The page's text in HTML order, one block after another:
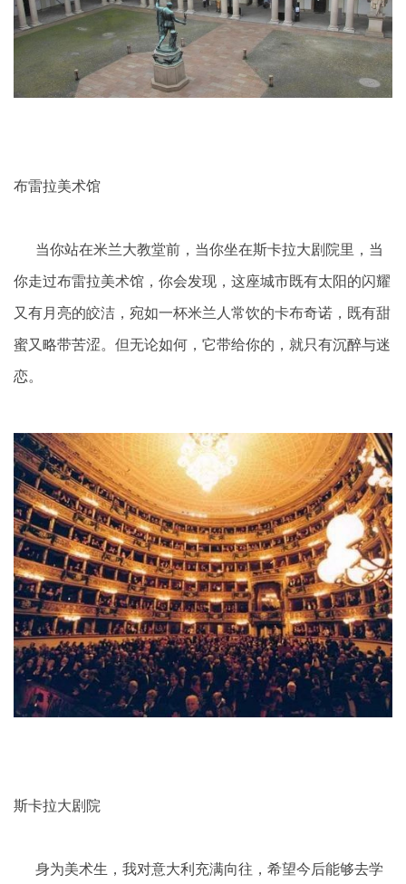
布雷拉美术馆
当你站在米兰大教堂前，当你坐在斯卡拉大剧院里，当
你走过布雷拉美术馆，你会发现，这座城市既有太阳的闪耀
又有月亮的皎洁，宛如一杯米兰人常饮的卡布奇诺，既有甜
蜜又略带苦涩。但无论如何，它带给你的，就只有沉醉与迷
恋。
斯卡拉大剧院
身为美术生，我对意大利充满向往，希望今后能够去学